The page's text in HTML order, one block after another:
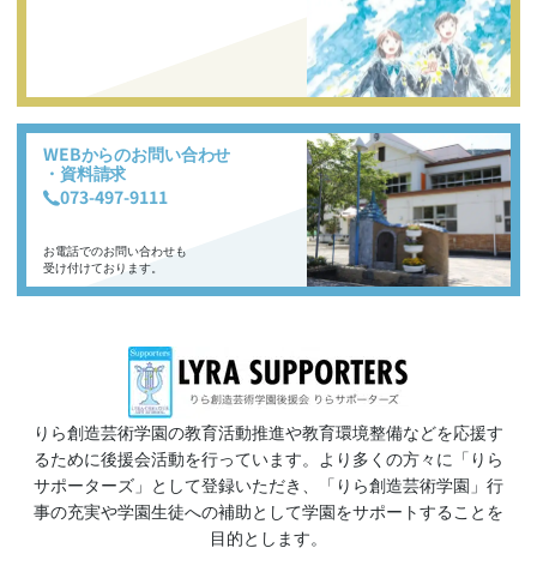
WEBからのお問い合わせ
・資料請求
073-497-9111
お電話でのお問い合わせも
受け付けております。
りら創造芸術学園の教育活動推進や教育環境整備などを応援す
るために後援会活動を行っています。より多くの方々に「りら
サポーターズ」として登録いただき、「りら創造芸術学園」行
事の充実や学園生徒への補助として学園をサポートすることを
目的とします。